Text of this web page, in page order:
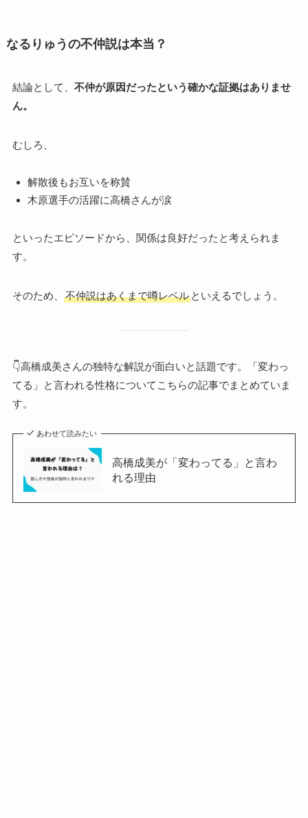
なるりゅうの不仲説は本当？
結論として、 不仲が原因だったという確かな証拠はありませ
ん。
むしろ、
解散後もお互いを称賛
木原選手の活躍に高橋さんが涙
といったエピソードから、関係は良好だったと考えられま
す。
そのため、 不仲説はあくまで噂レベルといえるでしょう。
👇高橋成美さんの独特な解説が面白いと話題です。「変わっ
てる」と言われる性格についてこちらの記事でまとめていま
す。
あわせて読みたい
高橋成美が「変わってる」と言わ
れる理由